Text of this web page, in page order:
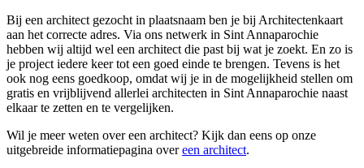
Bij een architect gezocht in plaatsnaam ben je bij Architectenkaart
aan het correcte adres. Via ons netwerk in Sint Annaparochie
hebben wij altijd wel een architect die past bij wat je zoekt. En zo is
je project iedere keer tot een goed einde te brengen. Tevens is het
ook nog eens goedkoop, omdat wij je in de mogelijkheid stellen om
gratis en vrijblijvend allerlei architecten in Sint Annaparochie naast
elkaar te zetten en te vergelijken.
Wil je meer weten over een architect? Kijk dan eens op onze
uitgebreide informatiepagina overeen architect.